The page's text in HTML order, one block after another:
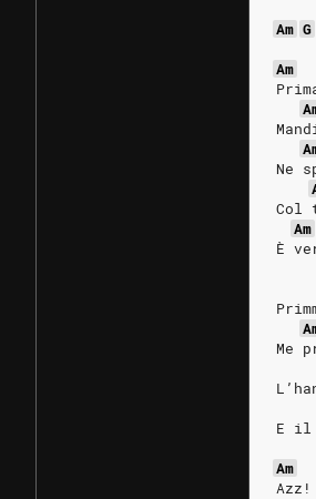
Am G
Am
Ne
Col
Am
È
Me
E il
Am
Azz!